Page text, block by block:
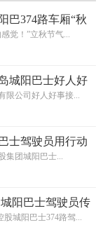
巴374路车厢“秋
觉！”立秋节气...
城阳巴士好人好
限公司好人好事接...
士驾驶员用行动
集团城阳巴士...
阳巴士驾驶员传
城阳巴士374路驾...